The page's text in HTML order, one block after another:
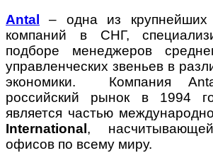
Antal
– одна из крупнейших
компаний в СНГ,
подборе менеджеров
управленческих звеньев в
экономики. Компания
российский рынок в 1994
является частью
International ,
офисов по всему миру.